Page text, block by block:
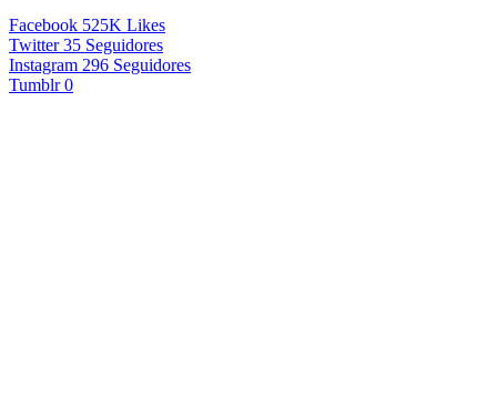
Facebook 525K Likes
Twitter 35 Seguidores
Instagram 296 Seguidores
Tumblr 0